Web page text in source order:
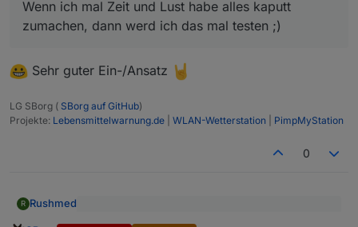
Zumindest hat sich die Authentifizierung
geändert und es ist nicht mehr direkt
zu übergeben. Der Browser setzt das
etwas anders um.
Anstelle von
Wenn ich mal Zeit und Lust habe alles kaputt
zumachen, dann werd ich das mal testen ;)
Sehr guter Ein-/Ansatz
LG SBorg ( SBorg auf GitHub)
Projekte: Lebensmittelwarnung.de WLAN-Wetterstation PimpMyStation
0
R Rushmed